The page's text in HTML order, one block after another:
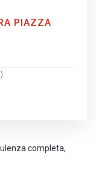
completa,
PIAZZA